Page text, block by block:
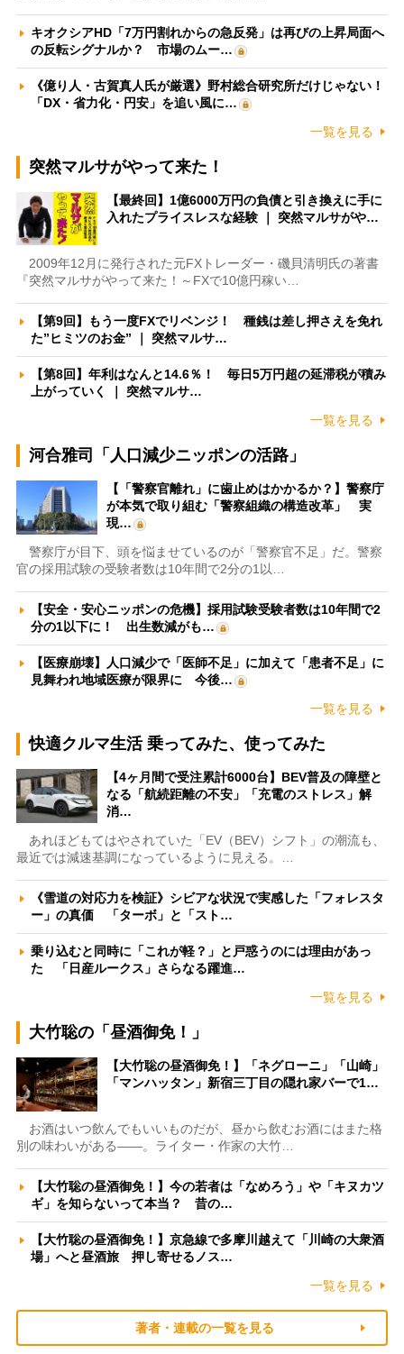
キオクシアHD「7万円割れからの急反発」は再びの上昇局面へ
の反転シグナルか？ 市場のムー…
《億り人・古賀真人氏が厳選》野村総合研究所だけじゃない！
「DX・省力化・円安」を追い風に…
一覧を見る
突然マルサがやって来た！
【最終回】1億6000万円の負債と引き換えに手に
入れたプライスレスな経験 ｜ 突然マルサがや…
2009年12月に発行された元FXトレーダー・磯貝清明氏の著書
『突然マルサがやって来た！～FXで10億円稼い…
【第9回】もう一度FXでリベンジ！ 種銭は差し押さえを免れ
た”ヒミツのお金” ｜ 突然マルサ…
【第8回】年利はなんと14.6％！ 毎日5万円超の延滞税が積み
上がっていく ｜ 突然マルサ…
一覧を見る
河合雅司「人口減少ニッポンの活路」
【「警察官離れ」に歯止めはかかるか？】警察庁
が本気で取り組む「警察組織の構造改革」 実
現…
警察庁が目下、頭を悩ませているのが「警察官不足」だ。警察
官の採用試験の受験者数は10年間で2分の1以…
【安全・安心ニッポンの危機】採用試験受験者数は10年間で2
分の1以下に！ 出生数減がも…
【医療崩壊】人口減少で「医師不足」に加えて「患者不足」に
見舞われ地域医療が限界に 今後…
一覧を見る
快適クルマ生活 乗ってみた、使ってみた
【4ヶ月間で受注累計6000台】BEV普及の障壁と
なる「航続距離の不安」「充電のストレス」解
消…
あれほどもてはやされていた「EV（BEV）シフト」の潮流も、
最近では減速基調になっているように見える。…
《雪道の対応力を検証》シビアな状況で実感した「フォレスタ
ー」の真価 「ターボ」と「スト…
乗り込むと同時に「これが軽？」と戸惑うのには理由があっ
た 「日産ルークス」さらなる躍進…
一覧を見る
大竹聡の「昼酒御免！」
【大竹聡の昼酒御免！】「ネグローニ」「山崎」
「マンハッタン」新宿三丁目の隠れ家バーで1…
お酒はいつ飲んでもいいものだが、昼から飲むお酒にはまた格
別の味わいがある――。ライター・作家の大竹…
【大竹聡の昼酒御免！】今の若者は「なめろう」や「キヌカツ
ギ」を知らないって本当？ 昔の…
【大竹聡の昼酒御免！】京急線で多摩川越えて「川崎の大衆酒
場」へと昼酒旅 押し寄せるノス…
一覧を見る
著者・連載の一覧を見る